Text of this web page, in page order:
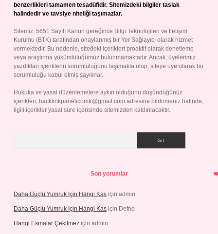
benzerlikleri tamamen tesadüfidir. Sitemizdeki bilgiler taslak
halindedir ve tavsiye niteliği taşımazlar.
Sitemiz, 5651 Sayılı Kanun gereğince Bilgi Teknolojileri ve İletişim
Kurumu (BTK) tarafından onaylanmış bir Yer Sağlayıcı olarak hizmet
vermektedir. Bu nedenle, sitedeki içerikleri proaktif olarak denetleme
veya araştırma yükümlülüğümüz bulunmamaktadır. Ancak, üyelerimiz
yazdıkları içeriklerin sorumluluğunu taşımakta olup, siteye üye olarak bu
sorumluluğu kabul etmiş sayılırlar.
Hukuka ve yasal düzenlemelere aykırı olduğunu düşündüğünüz
içerikleri, backlinkpanelicomtr@gmail.com adresine bildirmeniz halinde,
ilgili içerikler yasal süre içerisinde sitemizden kaldırılacaktır.
Son yorumlar
Daha Güçlü Yumruk Için Hangi Kas için admin
Daha Güçlü Yumruk Için Hangi Kas için Defne
Hangi Esmalar Çekilmez için admin